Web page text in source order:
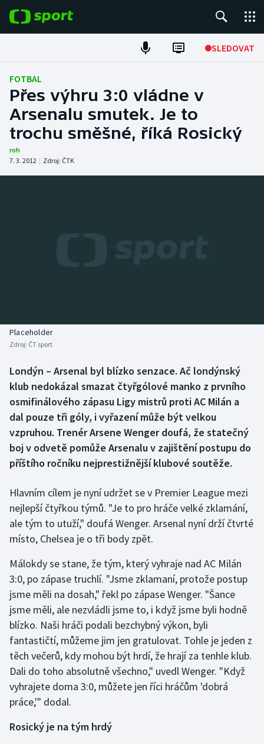
SLEDOVAT
Fotbal
Hokej
Tenis
Atletika
Biatlon
Box
Curling
Dostihy
Futsal
Golf
Gymnastika
Házená
Jezdectví
Judo
Krasobruslení
Lezení
Lyže a snowboard
Aplikace ČT sport
FOTBAL
Přes výhru 3:0 vládne v
Arsenalu smutek. Je to
trochu směšné, říká Rosický
roh
7. 3. 2012 | Zdroj: ČTK
Placeholder
Zdroj: ČT sport
Londýn – Arsenal byl blízko senzace. Ač londýnský
klub nedokázal smazat čtyřgólové manko z prvního
osmifinálového zápasu Ligy mistrů proti AC Milán a
dal pouze tři góly, i vyřazení může být velkou
vzpruhou. Trenér Arsene Wenger doufá, že statečný
boj v odvetě pomůže Arsenalu v zajištění postupu do
příštího ročníku nejprestižnější klubové soutěže.
Hlavním cílem je nyní udržet se v Premier League mezi
nejlepší čtyřkou týmů. "Je to pro hráče velké zklamání,
ale tým to utuží," doufá Wenger. Arsenal nyní drží čtvrté
místo, Chelsea je o tři body zpět.
Málokdy se stane, že tým, který vyhraje nad AC Milán
3:0, po zápase truchlí. "Jsme zklamaní, protože postup
jsme měli na dosah," řekl po zápase Wenger. "Šance
jsme měli, ale nezvládli jsme to, i když jsme byli hodně
blízko. Naši hráči podali bezchybný výkon, byli
fantastičtí, můžeme jim jen gratulovat. Tohle je jeden z
těch večerů, kdy mohou být hrdí, že hrají za tenhle klub.
Dali do toho absolutně všechno," uvedl Wenger. "Když
vyhrajete doma 3:0, můžete jen říci hráčům 'dobrá
práce,'" dodal.
Rosický je na tým hrdý